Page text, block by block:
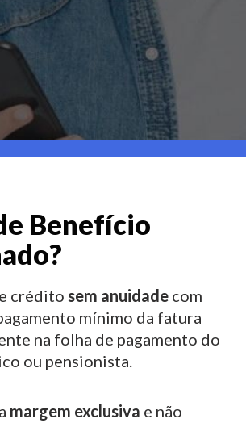
Benefício
crédito sem anuidade com
mínimo da fatura
na folha de pagamento do
ou pensionista.
margem exclusiva e não